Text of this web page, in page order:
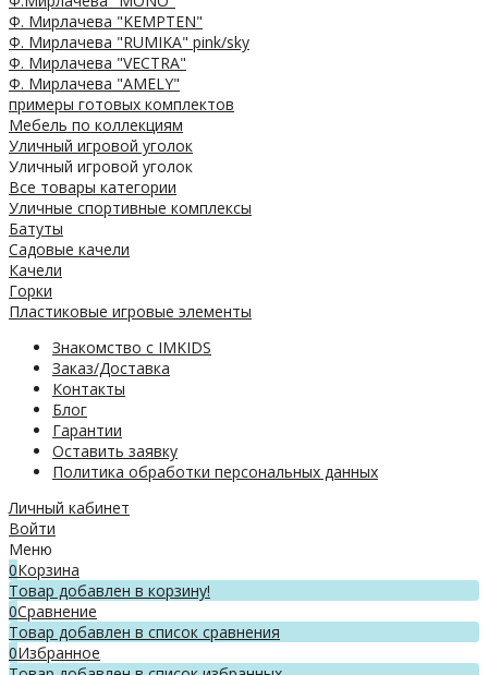
Ф. Мирлачева "KEMPTEN"
Ф. Мирлачева "RUMIKA" pink/sky
Ф. Мирлачева "VECTRA"
Ф. Мирлачева "AMELY"
примеры готовых комплектов
Мебель по коллекциям
Уличный игровой уголок
Уличный игровой уголок
Все товары категории
Уличные спортивные комплексы
Батуты
Садовые качели
Качели
Горки
Пластиковые игровые элементы
Знакомство с IMKIDS
Заказ/Доставка
Контакты
Блог
Гарантии
Оставить заявку
Политика обработки персональных данных
Личный кабинет
Войти
Меню
0Корзина
Товар добавлен в корзину!
0Сравнение
Товар добавлен в список сравнения
0Избранное